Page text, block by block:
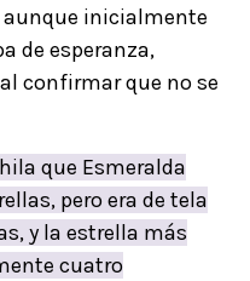
inicialmente
de esperanza,
confirmar que no se
que Esmeralda
pero era de tela
y la estrella más
cuatro